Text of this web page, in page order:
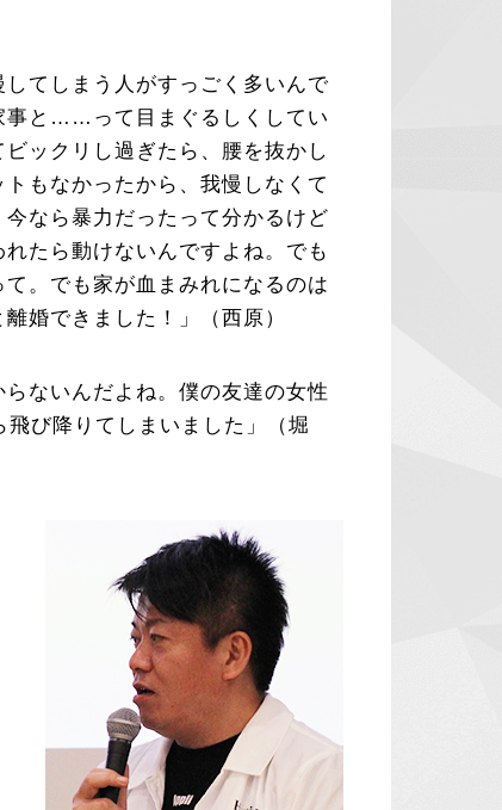
してしまう人がすっごく多いんで
事と……って目まぐるしくしてい
ックリし過ぎたら、腰を抜かし
もなかったから、我慢しなくて
なら暴力だったって分かるけど
たら動けないんですよね。でも
。でも家が血まみれになるのは
婚できました！」（西原）
ないんだよね。僕の友達の女性
び降りてしまいました」（堀